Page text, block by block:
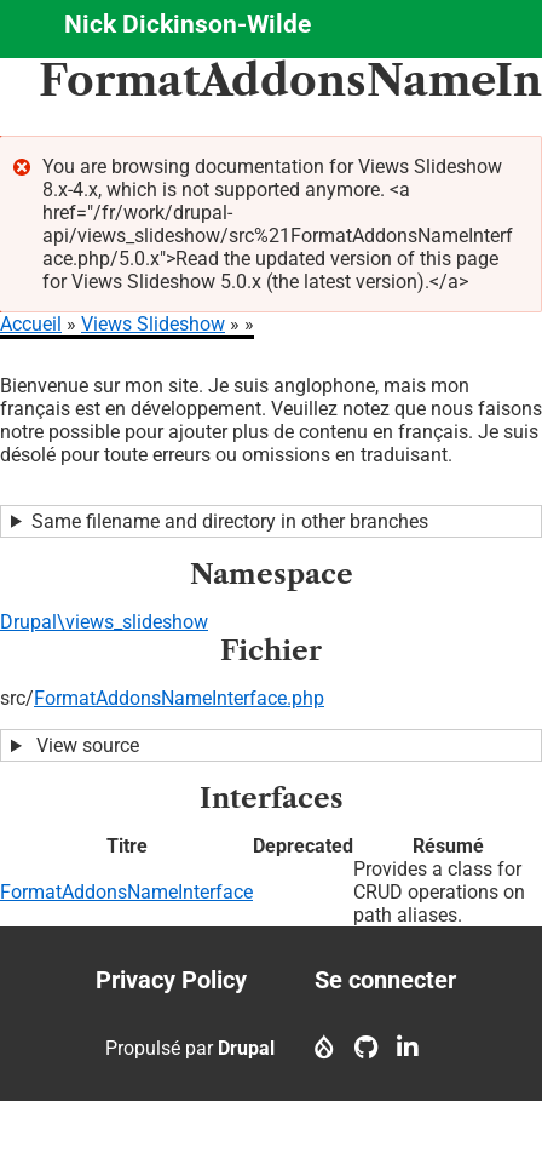
Aller
principal
Nick Dickinson-Wilde
Message
d'erreur
You are browsing documentation for Views Slideshow
8.x-4.x, which is not supported anymore. <a
href="/fr/work/drupal-
api/views_slideshow/src%21FormatAddonsNameInterf
ace.php/5.0.x">Read the updated version of this page
for Views Slideshow 5.0.x (the latest version).</a>
d'Ariane
Accueil Views Slideshow
Bienvenue sur mon site. Je suis anglophone, mais mon
français est en développement. Veuillez notez que nous faisons
notre possible pour ajouter plus de contenu en français. Je suis
désolé pour toute erreurs ou omissions en traduisant.
Same filename and directory in other branches
Namespace
Drupal\views_slideshow
Fichier
src/FormatAddonsNameInterface.php
View source
Interfaces
Titre Deprecated
Résumé
FormatAddonsNameInterface
Provides a class for
CRUD operations on
path aliases.
Footer
menu
Privacy Policy
account
Se connecter
Propulsé par Drupal